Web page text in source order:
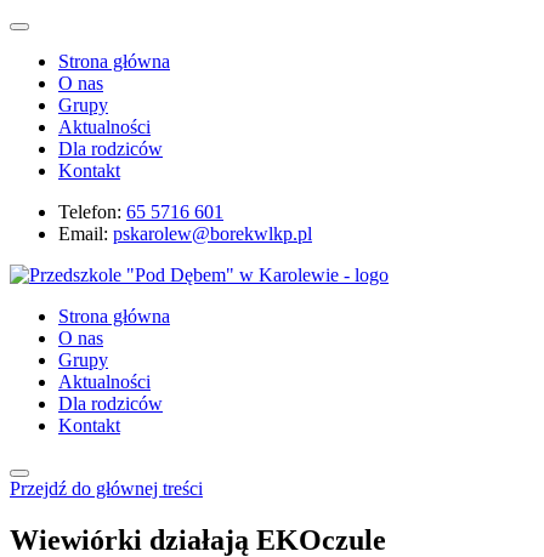
Strona główna
O nas
Grupy
Aktualności
Dla rodziców
Kontakt
Telefon: 65 5716 601
Email: pskarolew@borekwlkp.pl
Strona główna
O nas
Grupy
Aktualności
Dla rodziców
Kontakt
Przejdź do głównej treści
Wiewiórki działają EKOczule